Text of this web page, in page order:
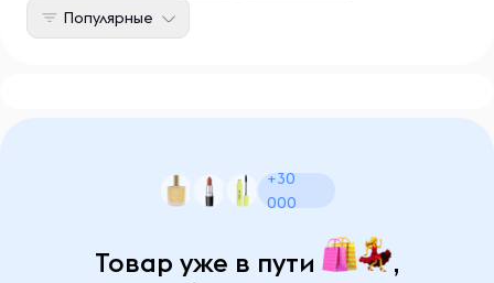
Популярные
+30
000
Товар уже в пути
,